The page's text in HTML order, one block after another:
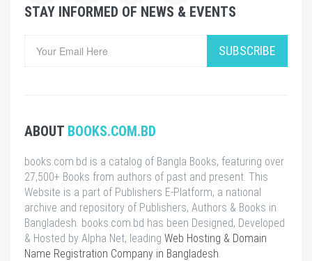
STAY INFORMED OF NEWS & EVENTS
SUBSCRIBE
ABOUT BOOKS.COM.BD
books.com.bd is a catalog of Bangla Books, featuring over
27,500+ Books from authors of past and present. This
Website is a part of Publishers E-Platform, a national
archive and repository of Publishers, Authors & Books in
Bangladesh. books.com.bd has been Designed, Developed
& Hosted by Alpha Net, leading Web Hosting & Domain
Name Registration Company in Bangladesh